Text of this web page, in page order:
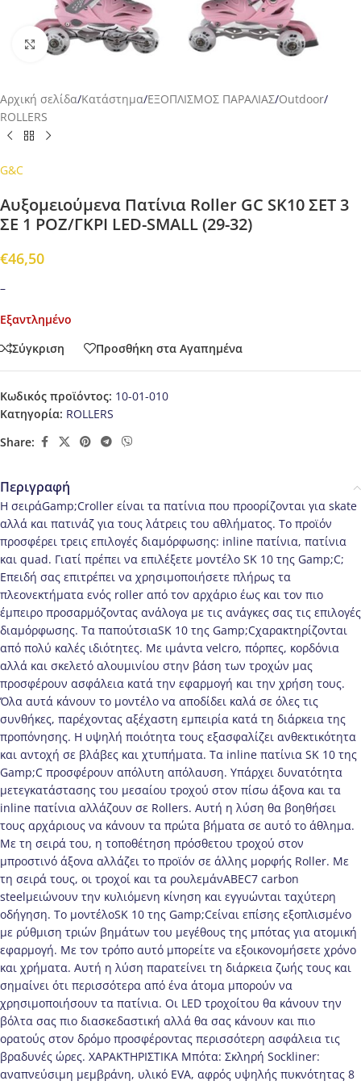
Προβολή
Αρχική σελίδα/Κατάστημα/ΕΞΟΠΛΙΣΜΟΣ ΠΑΡΑΛΙΑΣ/Outdoor/
ROLLERS
G&C
Αυξομειούμενα Πατίνια Roller GC SK10 ΣΕΤ 3
ΣΕ 1 ΡΟΖ/ΓΚΡΙ LED-SMALL (29-32)
€46,50
–
Εξαντλημένο
Σύγκριση
Προσθήκη στα Αγαπημένα
Κωδικός προϊόντος: 10-01-010
Κατηγορία: ROLLERS
Share:
Περιγραφή
Η σειράGamp;Croller είναι τα πατίνια που προορίζονται για skate
αλλά και πατινάζ για τους λάτρεις του αθλήματος. Το προϊόν
προσφέρει τρεις επιλογές διαμόρφωσης: inline πατίνια, πατίνια
και quad. Γιατί πρέπει να επιλέξετε μοντέλο SK 10 της Gamp;C;
Επειδή σας επιτρέπει να χρησιμοποιήσετε πλήρως τα
πλεονεκτήματα ενός roller από τον αρχάριο έως και τον πιο
έμπειρο προσαρμόζοντας ανάλογα με τις ανάγκες σας τις επιλογές
διαμόρφωσης. Τα παπούτσιαSK 10 της Gamp;Cχαρακτηρίζονται
από πολύ καλές ιδιότητες. Με ιμάντα velcro, πόρπες, κορδόνια
αλλά και σκελετό αλουμινίου στην βάση των τροχών μας
προσφέρουν ασφάλεια κατά την εφαρμογή και την χρήση τους.
Όλα αυτά κάνουν το μοντέλο να αποδίδει καλά σε όλες τις
συνθήκες, παρέχοντας αξέχαστη εμπειρία κατά τη διάρκεια της
προπόνησης. Η υψηλή ποιότητα τους εξασφαλίζει ανθεκτικότητα
και αντοχή σε βλάβες και χτυπήματα. Τα inline πατίνια SK 10 της
Gamp;C προσφέρουν απόλυτη απόλαυση. Υπάρχει δυνατότητα
μετεγκατάστασης του μεσαίου τροχού στον πίσω άξονα και τα
inline πατίνια αλλάζουν σε Rollers. Αυτή η λύση θα βοηθήσει
τους αρχάριους να κάνουν τα πρώτα βήματα σε αυτό το άθλημα.
Με τη σειρά του, η τοποθέτηση πρόσθετου τροχού στον
μπροστινό άξονα αλλάζει το προϊόν σε άλλης μορφής Roller. Με
τη σειρά τους, οι τροχοί και τα ρουλεμάνABEC7 carbon
steelμειώνουν την κυλιόμενη κίνηση και εγγυώνται ταχύτερη
οδήγηση. Το μοντέλοSK 10 της Gamp;Cείναι επίσης εξοπλισμένο
με ρύθμιση τριών βημάτων του μεγέθους της μπότας για ατομική
εφαρμογή. Με τον τρόπο αυτό μπορείτε να εξοικονομήσετε χρόνο
και χρήματα. Αυτή η λύση παρατείνει τη διάρκεια ζωής τους και
σημαίνει ότι περισσότερα από ένα άτομα μπορούν να
χρησιμοποιήσουν τα πατίνια. Οι LED τροχοίτου θα κάνουν την
βόλτα σας πιο διασκεδαστική αλλά θα σας κάνουν και πιο
ορατούς στον δρόμο προσφέροντας περισσότερη ασφάλεια τις
βραδυνές ώρες. ΧΑΡΑΚΤΗΡΙΣΤΙΚΑ Μπότα: Σκληρή Sockliner:
αναπνεύσιμη μεμβράνη, υλικό EVA, αφρός υψηλής πυκνότητας 8